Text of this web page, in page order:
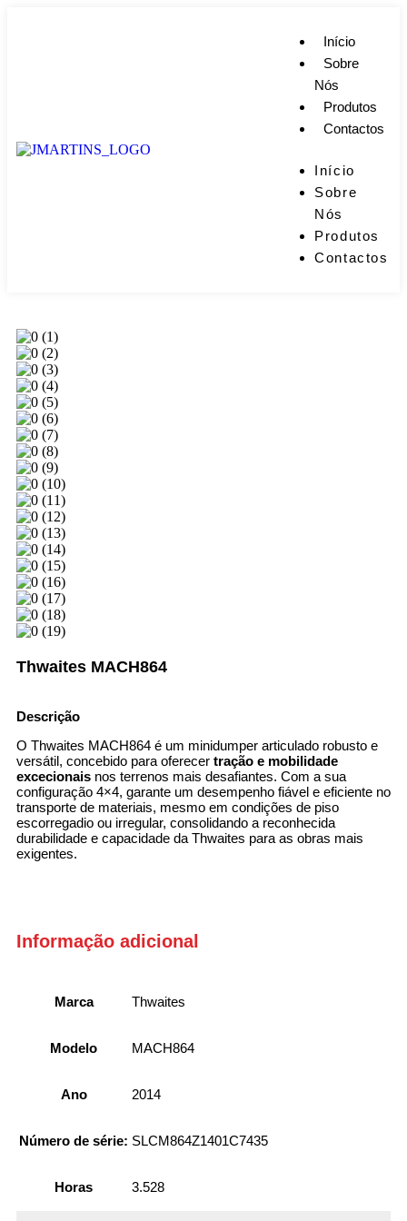
Início
Sobre
Nós
Produtos
Contactos
Início
Sobre
Nós
Produtos
Contactos
Thwaites MACH864
Descrição
O Thwaites MACH864 é um minidumper articulado robusto e
versátil, concebido para oferecer tração e mobilidade
excecionais nos terrenos mais desafiantes. Com a sua
configuração 4×4, garante um desempenho fiável e eficiente no
transporte de materiais, mesmo em condições de piso
escorregadio ou irregular, consolidando a reconhecida
durabilidade e capacidade da Thwaites para as obras mais
exigentes.
Informação adicional
Marca Thwaites
Modelo MACH864
Ano 2014
Número de série: SLCM864Z1401C7435
Horas 3.528